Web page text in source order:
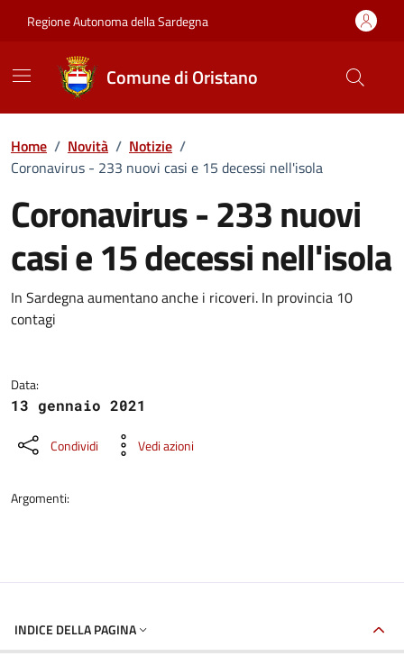
Regione Autonoma della Sardegna
Comune di Oristano
Home / Novità / Notizie /
Coronavirus - 233 nuovi casi e 15 decessi nell'isola
Coronavirus - 233 nuovi
casi e 15 decessi nell'isola
Dettagli della notizia
In Sardegna aumentano anche i ricoveri. In provincia 10
contagi
Data:
13 gennaio 2021
Condividi Vedi azioni
Argomenti:
INDICE DELLA PAGINA